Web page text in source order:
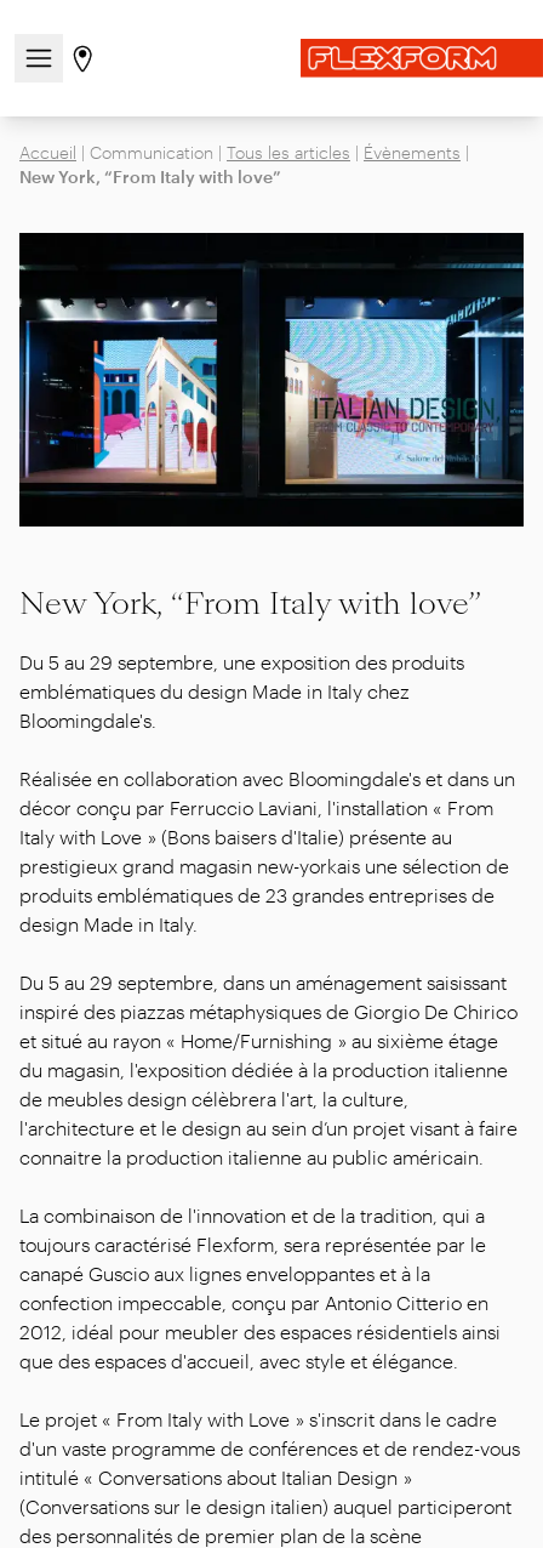
Ouvrir/fermer le menu de navigation
Aller à la page des magasins
Accueil | Communication | Tous les articles | Évènements |
New York, “From Italy with love”
New York, “From Italy with love”
Du 5 au 29 septembre, une exposition des produits
emblématiques du design Made in Italy chez
Bloomingdale's.
Réalisée en collaboration avec Bloomingdale's et dans un
décor conçu par Ferruccio Laviani, l'installation « From
Italy with Love » (Bons baisers d'Italie) présente au
prestigieux grand magasin new-yorkais une sélection de
produits emblématiques de 23 grandes entreprises de
design Made in Italy.
Du 5 au 29 septembre, dans un aménagement saisissant
inspiré des piazzas métaphysiques de Giorgio De Chirico
et situé au rayon « Home/Furnishing » au sixième étage
du magasin, l'exposition dédiée à la production italienne
de meubles design célèbrera l'art, la culture,
l'architecture et le design au sein d’un projet visant à faire
connaitre la production italienne au public américain.
La combinaison de l'innovation et de la tradition, qui a
toujours caractérisé Flexform, sera représentée par le
canapé Guscio aux lignes enveloppantes et à la
confection impeccable, conçu par Antonio Citterio en
2012, idéal pour meubler des espaces résidentiels ainsi
que des espaces d'accueil, avec style et élégance.
Le projet « From Italy with Love » s'inscrit dans le cadre
d'un vaste programme de conférences et de rendez-vous
intitulé « Conversations about Italian Design »
(Conversations sur le design italien) auquel participeront
des personnalités de premier plan de la scène